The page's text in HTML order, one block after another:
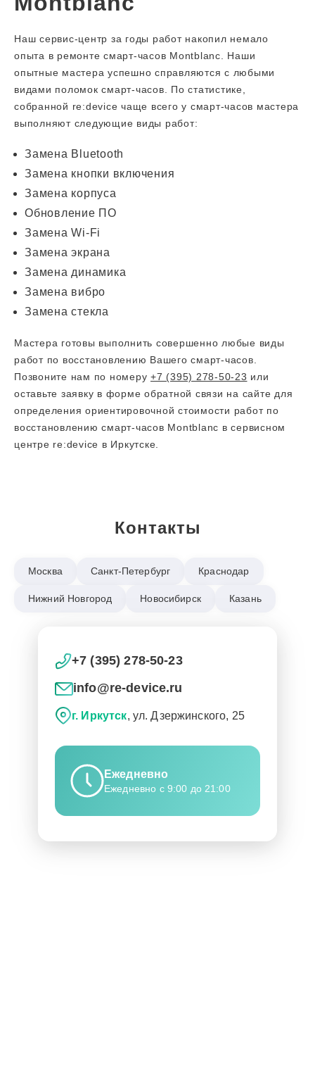
Наш сервис-центр за годы работ накопил немало
опыта в ремонте смарт-часов Montblanc. Наши
опытные мастера успешно справляются с любыми
видами поломок смарт-часов. По статистике,
собранной re:device чаще всего у смарт-часов мастера
выполняют следующие виды работ:
Замена Bluetooth
Замена кнопки включения
Замена корпуса
Обновление ПО
Замена Wi-Fi
Замена экрана
Замена динамика
Замена вибро
Замена стекла
Мастера готовы выполнить совершенно любые виды
работ по восстановлению Вашего смарт-часов.
Позвоните нам по номеру +7 (395) 278-50-23 или
оставьте заявку в форме обратной связи на сайте для
определения ориентировочной стоимости работ по
восстановлению смарт-часов Montblanc в сервисном
центре re:device в Иркутске.
Контакты
Москва Санкт-Петербург Краснодар
Нижний Новгород Новосибирск Казань
+7 (395) 278-50-23
info@re-device.ru
г. Иркутск, ул. Дзержинского, 25
Ежедневно
Ежедневно с 9:00 до 21:00